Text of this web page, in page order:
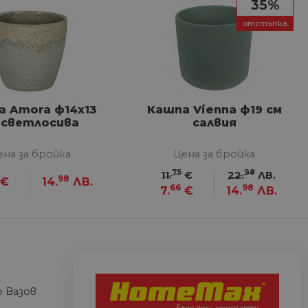
Amora ф14х13
за бройка
€ 14.98 ЛВ.
35%
отстъпка
Кашпа Vienna ф19 см
салвия
Цена за бройка
11.75 €
7.66 €
22.98 ЛВ.
14.98 ЛВ.
Вазов
и управление на
хората и ботовете.
отчети за
за да запомни